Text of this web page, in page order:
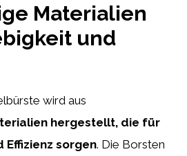
Materialien
und
wird aus
hergestellt, die für
Effizienz sorgen. Die Borsten